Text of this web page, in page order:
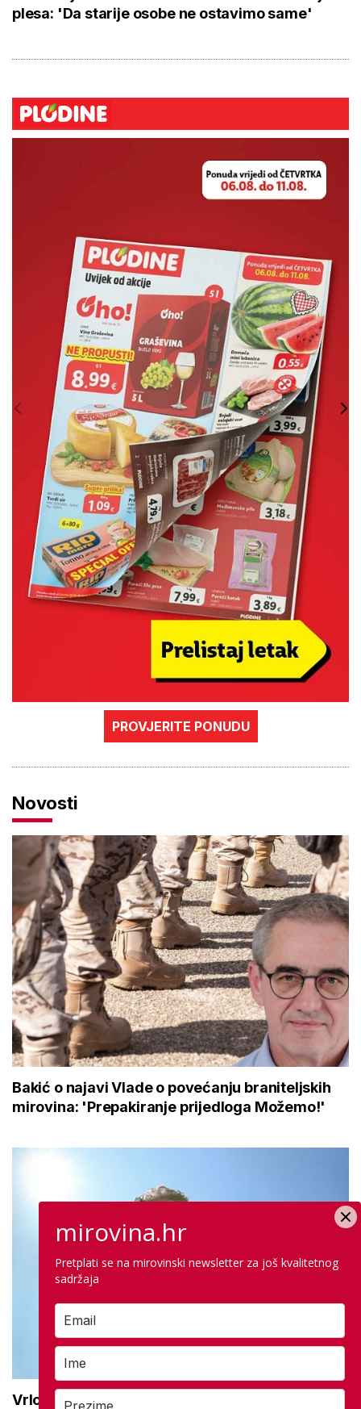
plesa: 'Da starije osobe ne ostavimo same'
PROVJERITE PONUDU
Novosti
Bakić o najavi Vlade o povećanju braniteljskih
mirovina: 'Prepakiranje prijedloga Možemo!'
Vrlo velika opasnost od vrućine do kraja tjedna:
mirovina.hr
Pretplati se na mirovinski newsletter za još kvalitetnog
sadržaja